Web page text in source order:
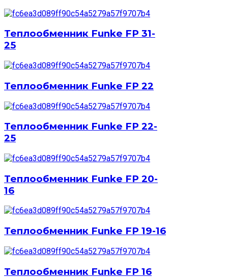
Теплообменник Funke FP 31-
25
Теплообменник Funke FP 22
Теплообменник Funke FP 22-
25
Теплообменник Funke FP 20-
16
Теплообменник Funke FP 19-16
Теплообменник Funke FP 16